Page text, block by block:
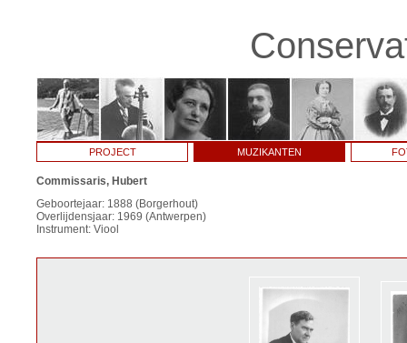
PROJECT MUZIKANTEN
Commissaris, Hubert
Geboortejaar: 1888 (Borgerhout)
Overlijdensjaar: 1969 (Antwerpen)
Instrument: Viool